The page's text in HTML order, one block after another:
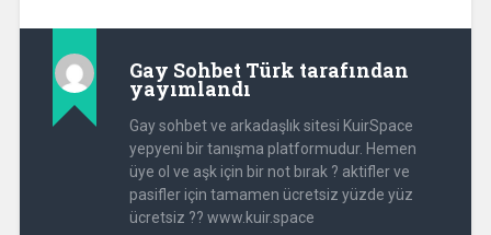
Gay Sohbet Türk tarafından
yayımlandı
Gay sohbet ve arkadaşlık sitesi KuirSpace
yepyeni bir tanışma platformudur. Hemen
üye ol ve aşk için bir not bırak ? aktifler ve
pasifler için tamamen ücretsiz yüzde yüz
ücretsiz ?? www.kuir.space